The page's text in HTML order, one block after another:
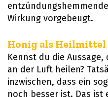
Wirkung vorgebeugt.
Honig als Heilmittel
Kennst du die
an der Luft heilen?
inzwischen, dass ein
noch besser ist. Das ist